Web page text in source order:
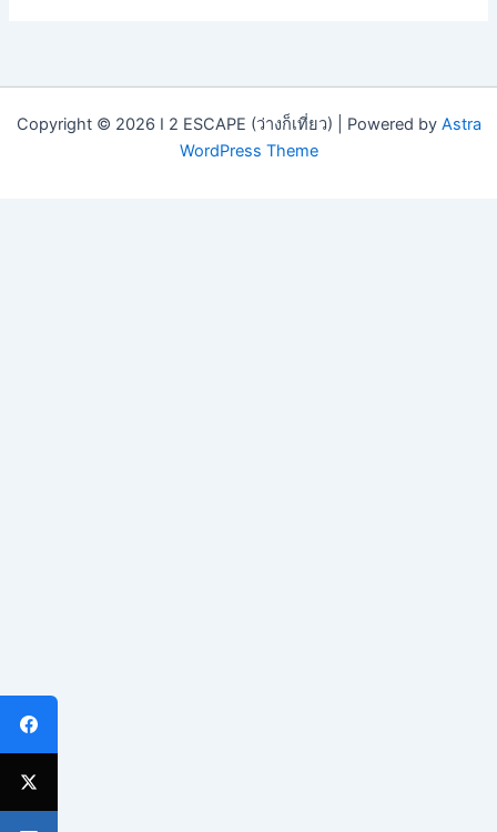
Copyright © 2026 I 2 ESCAPE (ว่างก็เที่ยว) | Powered by Astra
WordPress Theme